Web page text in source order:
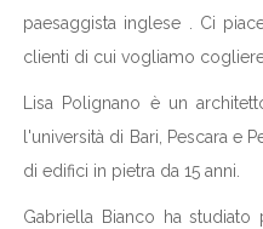
paesaggista inglese . Ci
clienti di cui vogliamo
Lisa Polignano è un
l'università di Bari, Pescara e
di edifici in pietra da 15 anni.
Gabriella Bianco ha